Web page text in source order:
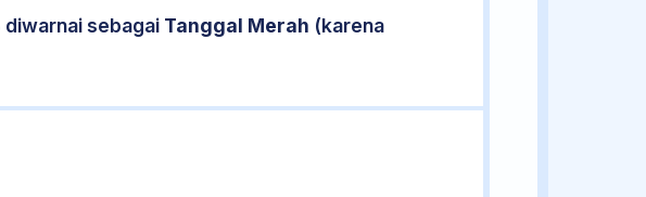
sebagai Tanggal Merah (karena